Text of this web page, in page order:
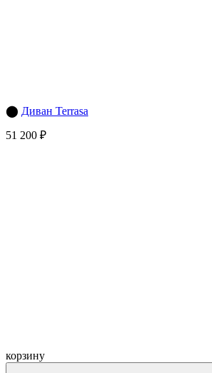
⬤ Диван Terrasa
51 200 ₽
корзину